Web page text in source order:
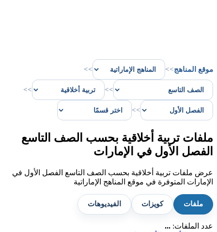
موقع المناهج>>
>>
>>
>>
>>
ملفات تربية أخلاقية بحسب الصف التاسع
الفصل الأول في الإمارات
عرض ملفات تربية أخلاقية بحسب الصف التاسع الفصل الأول في
الإمارات المتوفرة في موقع المناهج الإماراتية
ملفات كويزات الفيديوهات
عدد الملفات: ...